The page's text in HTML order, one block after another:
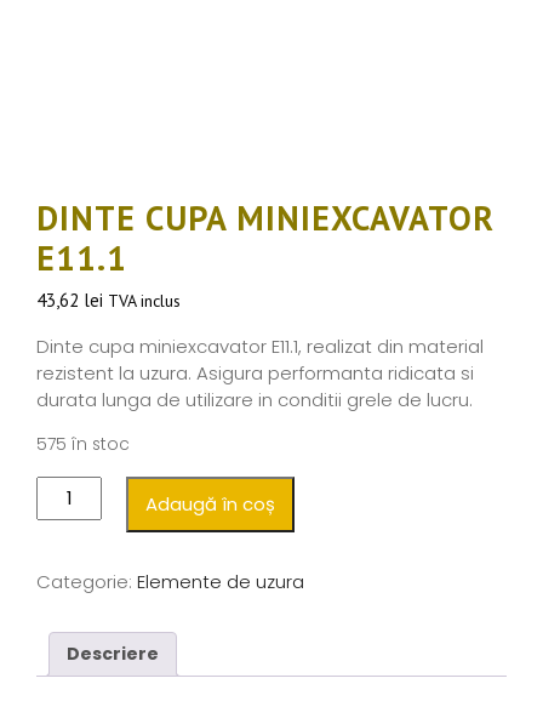
DINTE CUPA MINIEXCAVATOR
E11.1
43,62 lei TVA inclus
Dinte cupa miniexcavator E11.1, realizat din material
rezistent la uzura. Asigura performanta ridicata si
durata lunga de utilizare in conditii grele de lucru.
575 în stoc
Adaugă în coș
Categorie: Elemente de uzura
Descriere